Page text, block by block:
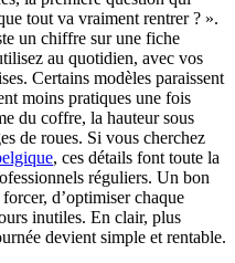
tout va vraiment rentrer ? ».
un chiffre sur une fiche
au quotidien, avec vos
Certains modèles paraissent
moins pratiques une fois
du coffre, la hauteur sous
de roues. Si vous cherchez
, ces détails font toute la
réguliers. Un bon
d’optimiser chaque
inutiles. En clair, plus
devient simple et rentable.